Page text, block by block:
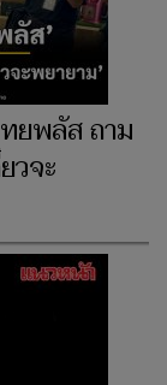
ยพลัส ถาม
วจะ